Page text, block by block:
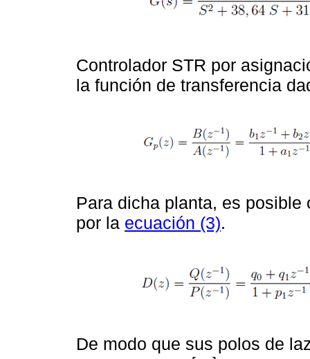
Controlador STR por
la función de transferencia
Para dicha planta, es posible
por la ecuación (3).
De modo que sus polos de